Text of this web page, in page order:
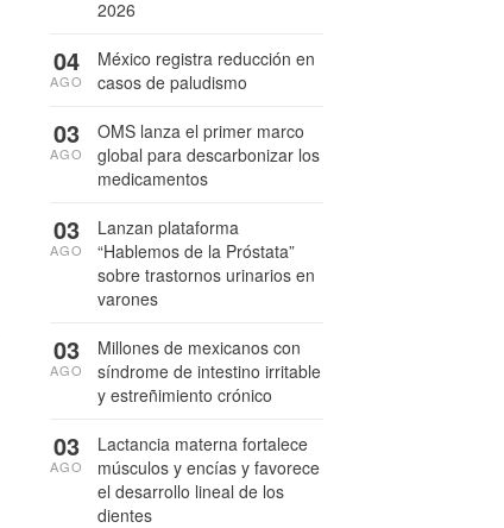
2026
México registra reducción en
casos de paludismo
04
AGO
OMS lanza el primer marco
global para descarbonizar los
medicamentos
03
AGO
Lanzan plataforma
“Hablemos de la Próstata”
sobre trastornos urinarios en
varones
03
AGO
Millones de mexicanos con
síndrome de intestino irritable
y estreñimiento crónico
03
AGO
Lactancia materna fortalece
músculos y encías y favorece
el desarrollo lineal de los
dientes
03
AGO